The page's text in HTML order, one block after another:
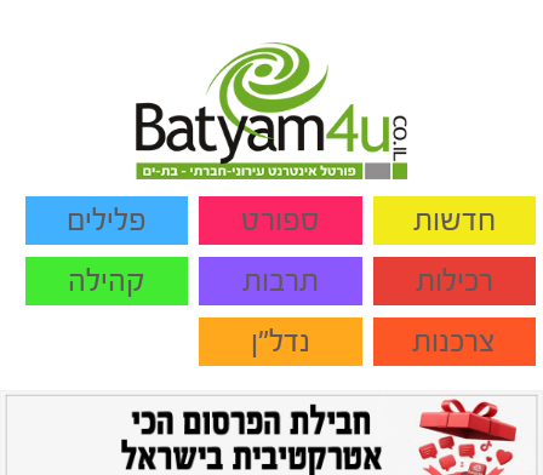
חדשות ספורט
פלילים
רכילות
תרבות
קהילה
צרכנות
נדל"ן